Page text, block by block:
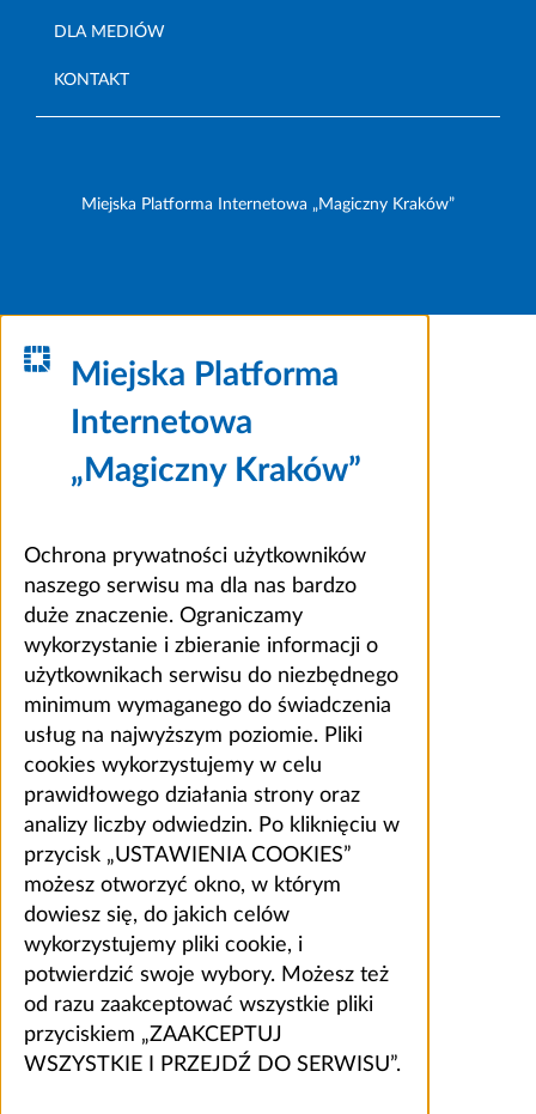
DLA MEDIÓW
KONTAKT
Miejska Platforma Internetowa „Magiczny Kraków”
Miejska Platforma
Internetowa
„Magiczny Kraków”
Ochrona prywatności użytkowników
naszego serwisu ma dla nas bardzo
duże znaczenie. Ograniczamy
wykorzystanie i zbieranie informacji o
użytkownikach serwisu do niezbędnego
minimum wymaganego do świadczenia
usług na najwyższym poziomie. Pliki
cookies wykorzystujemy w celu
prawidłowego działania strony oraz
analizy liczby odwiedzin. Po kliknięciu w
przycisk „USTAWIENIA COOKIES”
możesz otworzyć okno, w którym
dowiesz się, do jakich celów
wykorzystujemy pliki cookie, i
potwierdzić swoje wybory. Możesz też
od razu zaakceptować wszystkie pliki
przyciskiem „ZAAKCEPTUJ
WSZYSTKIE I PRZEJDŹ DO SERWISU”.